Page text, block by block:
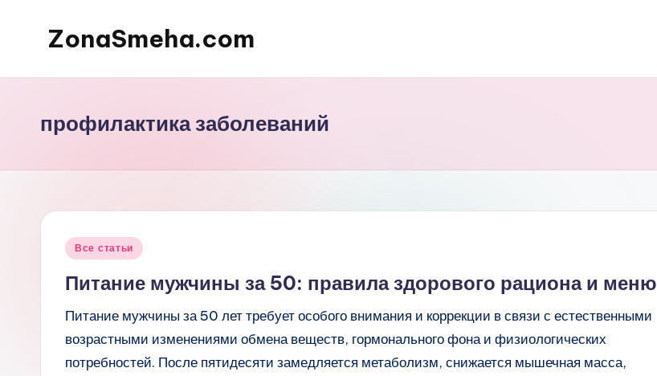
ПерейтиZonaSmeha.com
Правильное
питание
профилактика заболеваний
Опубликовано
Все статьи
Питание мужчины за 50: правила здорового рациона и меню
Питание мужчины за 50 лет требует особого внимания и коррекции в связи с естественными
возрастными изменениями обмена веществ, гормонального фона и физиологических
потребностей. После пятидесяти замедляется метаболизм, снижается мышечная масса,